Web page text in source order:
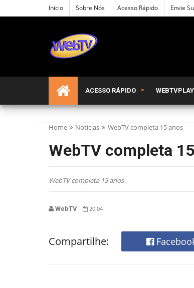
Início Sobre Nós Acesso Rápido Envie
ACESSO RÁPIDO WEBTVPLAY
Home Notícias WebTV completa 15 anos
WebTV completa
WebTV completa 15 anos
WebTV 20:04
Compartilhe: